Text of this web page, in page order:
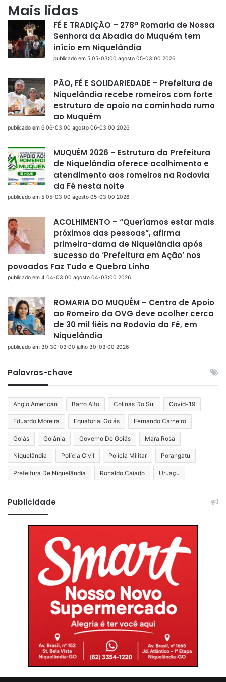
Mais lidas
FÉ E TRADIÇÃO – 278ª Romaria de Nossa
Senhora da Abadia do Muquém tem
início em Niquelândia
publicado em 5 05-03:00 agosto 05-03:00 2026
PÃO, FÉ E SOLIDARIEDADE – Prefeitura de
Niquelândia recebe romeiros com forte
estrutura de apoio na caminhada rumo
ao Muquém
publicado em 6 06-03:00 agosto 06-03:00 2026
MUQUÉM 2026 – Estrutura da Prefeitura
de Niquelândia oferece acolhimento e
atendimento aos romeiros na Rodovia
da Fé nesta noite
publicado em 5 05-03:00 agosto 05-03:00 2026
ACOLHIMENTO – “Queríamos estar mais
próximos das pessoas”, afirma
primeira-dama de Niquelândia após
sucesso do ‘Prefeitura em Ação’ nos
povoados Faz Tudo e Quebra Linha
publicado em 4 04-03:00 agosto 04-03:00 2026
ROMARIA DO MUQUÉM – Centro de Apoio
ao Romeiro da OVG deve acolher cerca
de 30 mil fiéis na Rodovia da Fé, em
Niquelândia
publicado em 30 30-03:00 julho 30-03:00 2026
Palavras-chave
Anglo American Barro Alto Colinas Do Sul Covid-19
Eduardo Moreira Equatorial Goiás Fernando Carneiro
Goiás Goiânia Governo De Goiás Mara Rosa
Niquelândia Polícia Civil Polícia Militar Porangatu
Prefeitura De Niquelândia Ronaldo Caiado Uruaçu
Publicidade